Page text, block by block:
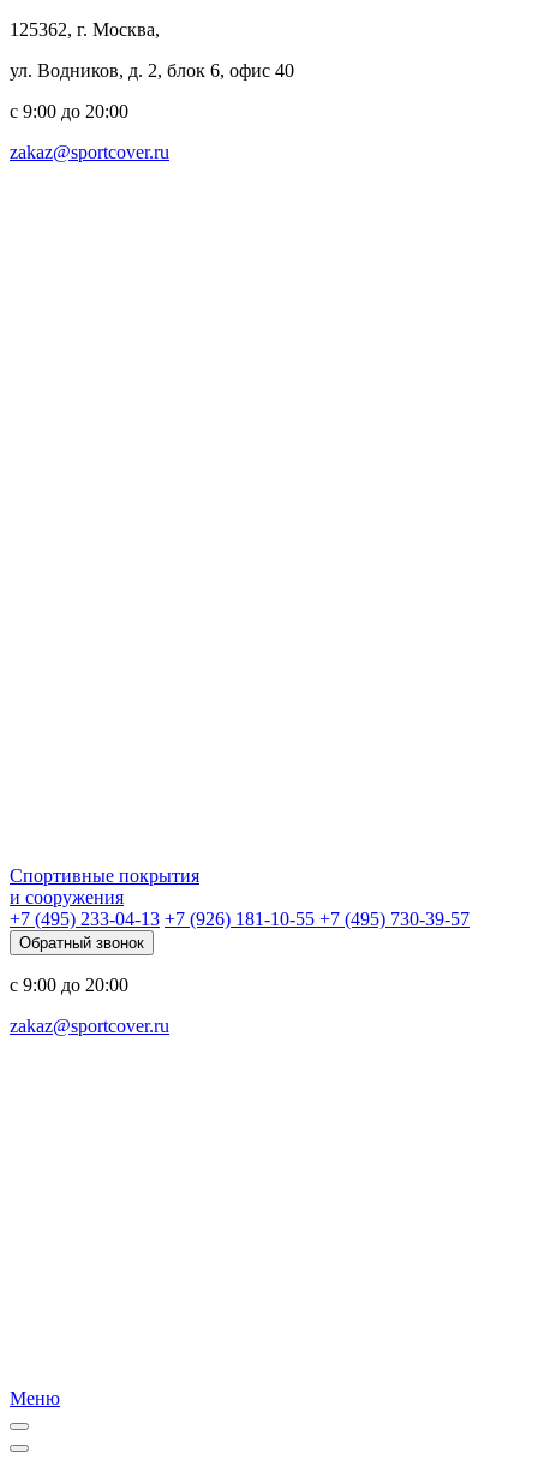
125362, г. Москва,
ул. Водников, д. 2, блок 6, офис 40
с 9:00 до 20:00
zakaz@sportcover.ru
Спортивные покрытия
и сооружения
+7 (495) 233-04-13 +7 (926) 181-10-55 +7 (495) 730-39-57
Обратный звонок
с 9:00 до 20:00
zakaz@sportcover.ru
Меню